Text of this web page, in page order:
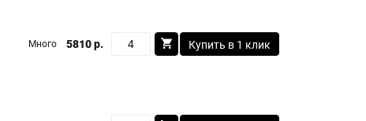
Много 5810 р. Купить в 1 клик